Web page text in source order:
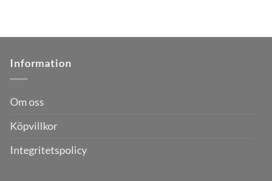
Information
Om oss
Köpvillkor
Integritetspolicy